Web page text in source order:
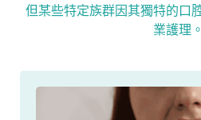
但某些特定族群因其獨特的口
業護理。